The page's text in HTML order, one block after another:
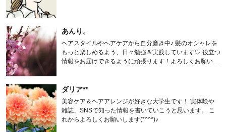
あんり。
ヘアスタイルやヘアケアから自分磨き中♪ 髪のオシャレを
もっと楽しめるよう、日々勉強＆実践しています♡ 役立つ
情報をお届けできるように頑張ります！よろしくお願いし
ダリア**
美容ケア＆ヘアアレンジが好きな大学生です！ 実体験や
雑誌、SNSで知った情報を書いていこうと思います。 こ
れからよろしくお願いします(*^^*)♪